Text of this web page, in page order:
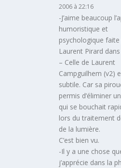
2006 à 22:16
-J’aime beaucoup
humoristique et
psychologique
Laurent Pirard
– Celle de Laurent
Campguilhem (v2)
subtile. Car sa
permis d’éliminer
qui se bouchait
lors du traitement
de la lumière.
C’est bien vu.
-Il y a une chose
j’apprécie dans la